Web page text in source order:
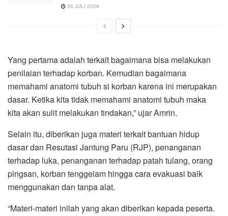
26 JULI 2026
Yang pertama adalah terkait bagaimana bisa melakukan
penilaian terhadap korban. Kemudian bagaimana
memahami anatomi tubuh si korban karena ini merupakan
dasar. Ketika kita tidak memahami anatomi tubuh maka
kita akan sulit melakukan tindakan,” ujar Amrin.
Selain itu, diberikan juga materi terkait bantuan hidup
dasar dan Resutasi Jantung Paru (RJP), penanganan
terhadap luka, penanganan terhadap patah tulang, orang
pingsan, korban tenggelam hingga cara evakuasi baik
menggunakan dan tanpa alat.
“Materi-materi inilah yang akan diberikan kepada peserta.